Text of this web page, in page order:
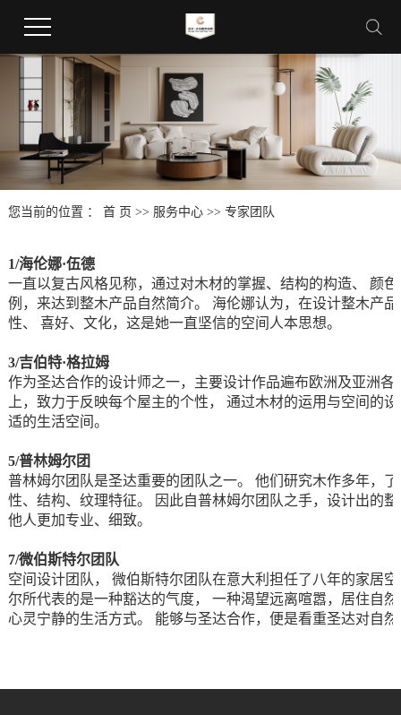
您当前的位置 ： 首 页 >> 服务中心>> 专家团队
1/海伦娜·伍德
一直以复古风格见称，通过对木材的掌握、结构的构造、 颜
例，来达到整木产品自然简介。 海伦娜认为，在设计整木产
性、 喜好、文化，这是她一直坚信的空间人本思想。
3/吉伯特·格拉姆
作为圣达合作的设计师之一，主要设计作品遍布欧洲及亚洲各
上，致力于反映每个屋主的个性， 通过木材的运用与空间的
适的生活空间。
5/普林姆尔团
普林姆尔团队是圣达重要的团队之一。 他们研究木作多年，
性、结构、纹理特征。 因此自普林姆尔团队之手，设计出的
他人更加专业、细致。
7/微伯斯特尔团队
空间设计团队， 微伯斯特尔团队在意大利担任了八年的家居
尔所代表的是一种豁达的气度， 一种渴望远离喧嚣，居住自
心灵宁静的生活方式。 能够与圣达合作，便是看重圣达对自